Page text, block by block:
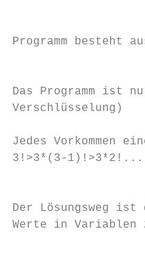
Programm besteht
Das Programm ist
Verschlüsselung)
Jedes Vorkommen
3!>3*(3-
Der Lösungsweg ist
Werte in Variablen